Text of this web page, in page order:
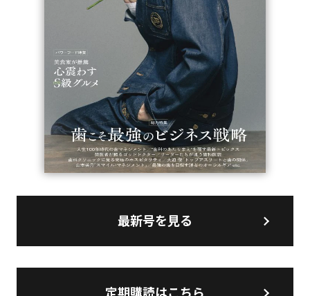
最新号を見る
定期購読はこちら